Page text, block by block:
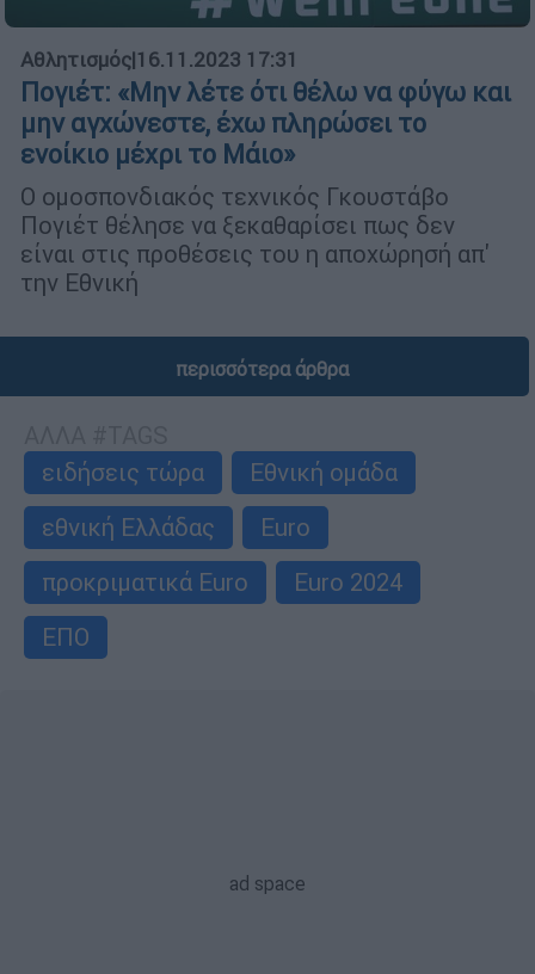
Αθλητισμός|16.11.2023 17:31
Πογιέτ: «Mην λέτε ότι θέλω να φύγω και
μην αγχώνεστε, έχω πληρώσει το
ενοίκιο μέχρι το Μάιο»
Ο ομοσπονδιακός τεχνικός Γκουστάβο
Πογιέτ θέλησε να ξεκαθαρίσει πως δεν
είναι στις προθέσεις του η αποχώρησή απ'
την Εθνική
περισσότερα άρθρα
ειδήσεις τώρα
Εθνική ομάδα
εθνική Ελλάδας
Euro
προκριματικά Euro
Euro 2024
ΕΠΟ